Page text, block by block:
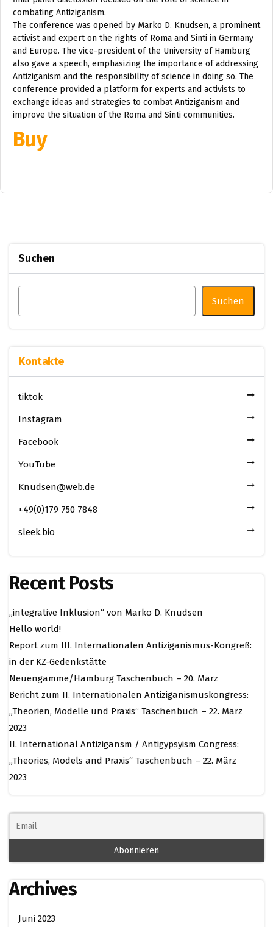
combating Antiziganism.
The conference was opened by Marko D. Knudsen, a prominent
activist and expert on the rights of Roma and Sinti in Germany
and Europe. The vice-president of the University of Hamburg
also gave a speech, emphasizing the importance of addressing
Antiziganism and the responsibility of science in doing so. The
conference provided a platform for experts and activists to
exchange ideas and strategies to combat Antiziganism and
improve the situation of the Roma and Sinti communities.
Buy
Suchen
Suchen
Kontakte
tiktok
Instagram
Facebook
YouTube
Knudsen@web.de
+49(0)179 750 7848
sleek.bio
Recent Posts
„integrative Inklusion“ von Marko D. Knudsen
Hello world!
Report zum III. Internationalen Antiziganismus-Kongreß:
in der KZ-Gedenkstätte
Neuengamme/Hamburg Taschenbuch – 20. März
Bericht zum II. Internationalen Antiziganismuskongress:
„Theorien, Modelle und Praxis“ Taschenbuch – 22. März
2023
II. International Antizigansm / Antigypsyism Congress:
„Theories, Models and Praxis“ Taschenbuch – 22. März
2023
Archives
Juni 2023